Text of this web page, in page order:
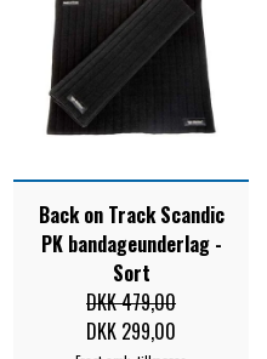
Back on Track Scandic
PK bandageunderlag -
Sort
DKK 479,00
DKK 299,00